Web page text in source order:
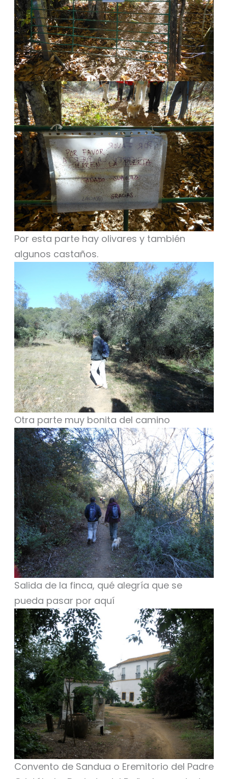
Por esta parte hay olivares y también
algunos castaños.
Otra parte muy bonita del camino
Salida de la finca, qué alegría que se
pueda pasar por aquí
Convento de Sandua o Eremitorio del Padre